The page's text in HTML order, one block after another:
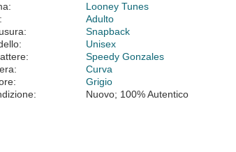
Looney Tunes
Adulto
Snapback
Unisex
Speedy Gonzales
Curva
Grigio
Nuovo; 100% Autentico